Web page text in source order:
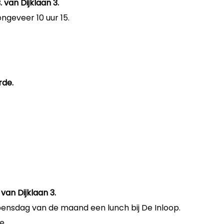
van Dijklaan 3.
10 uur 15.
Dijklaan 3.
van de maand een lunch bij De Inloop.